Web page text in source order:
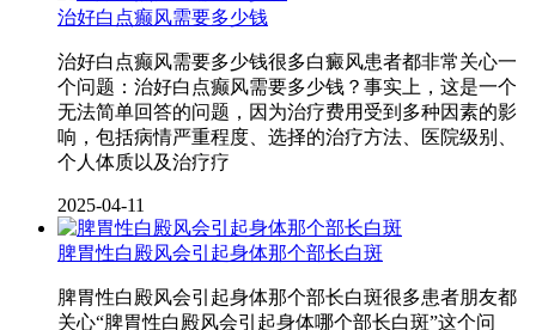
治好白点癫风需要多少钱
治好白点癫风需要多少钱很多白癜风患者都非常关心一
个问题：治好白点癫风需要多少钱？事实上，这是一个
无法简单回答的问题，因为治疗费用受到多种因素的影
响，包括病情严重程度、选择的治疗方法、医院级别、
个人体质以及治疗疗
2025-04-11
脾胃性白殿风会引起身体那个部长白斑
脾胃性白殿风会引起身体那个部长白斑很多患者朋友都
关心“脾胃性白殿风会引起身体哪个部长白斑”这个问